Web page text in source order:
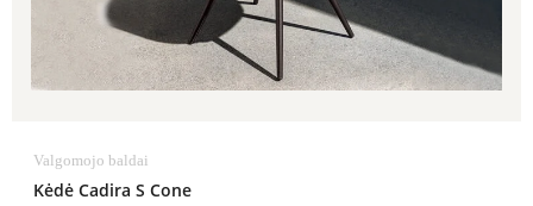
Valgomojo baldai
Kėdė Cadira S Cone